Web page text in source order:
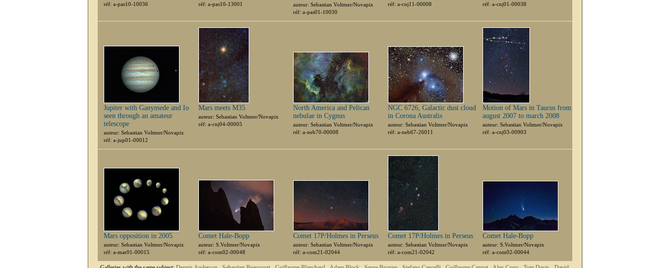
réf: a-pas10-10036
réf: a-pas10-13001
auteur: Sebastian Voltmer/Novapix
réf: a-pas01-10030
réf: a-cnj11-00008
réf: a-cnj01-00038
Jupiter with Ganymede and Io
seen through an amateur
telescope
auteur: Sebastian Voltmer/Novapix
réf: a-jup01-00012
Mars meets M35
auteur: Sebastian Voltmer/Novapix
réf: a-cnj04-00005
North America and Pelican
nebulae in Cygnus
auteur: Sebastian Voltmer/Novapix
réf: a-neb70-00008
NGC 6726, Galactic dust cloud
in Corona Australis
auteur: Sebastian Voltmer/Novapix
réf: a-neb67-26011
Motion of Mars in Taurus from
august 2007 to march 2008
auteur: Sebastian Voltmer/Novapix
réf: a-cnj03-00903
Mars opposition in 2005
auteur: Sebastian Voltmer/Novapix
réf: a-mar01-00015
Comet Hale-Bopp
auteur: S.Voltmer/Novapix
réf: a-com02-00048
Comet 17P/Holmes in Perseus
auteur: Sebastian Voltmer/Novapix
réf: a-com21-02044
Comet 17P/Holmes in Perseus
auteur: Sebastian Voltmer/Novapix
réf: a-com21-02042
Comet Hale-Bopp
auteur: S.Voltmer/Novapix
réf: a-com02-00044